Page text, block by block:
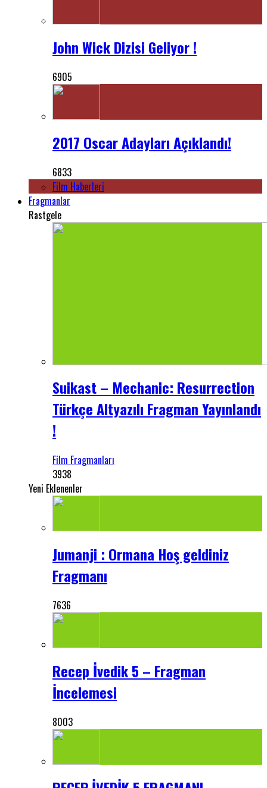
John Wick Dizisi Geliyor !
6905
2017 Oscar Adayları Açıklandı!
6833
Film Haberleri
Fragmanlar
Rastgele
Suikast – Mechanic: Resurrection
Türkçe Altyazılı Fragman Yayınlandı
!
Film Fragmanları
3938
Yeni Eklenenler
Jumanji : Ormana Hoş geldiniz
Fragmanı
7636
Recep İvedik 5 – Fragman
İncelemesi
8003